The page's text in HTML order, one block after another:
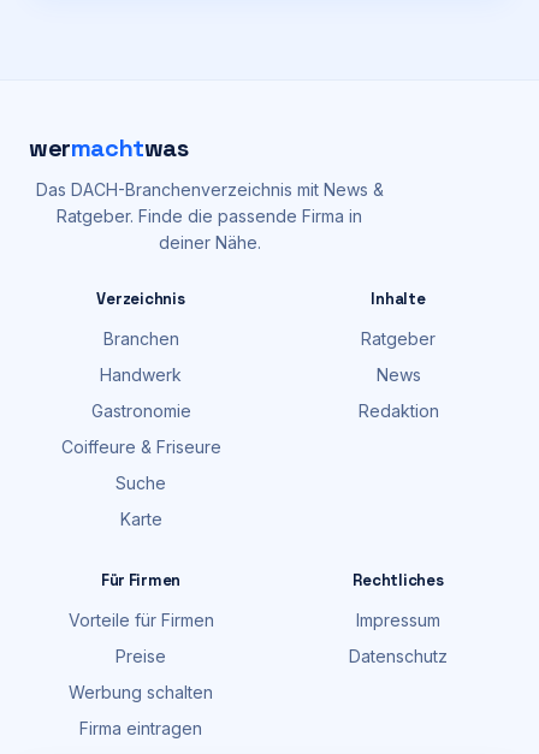
wermachtwas
Das DACH-Branchenverzeichnis mit News &
Ratgeber. Finde die passende Firma in
deiner Nähe.
Verzeichnis
Branchen
Handwerk
Gastronomie
Coiffeure & Friseure
Suche
Karte
Inhalte
Ratgeber
News
Redaktion
Für Firmen
Vorteile für Firmen
Preise
Werbung schalten
Firma eintragen
Rechtliches
Impressum
Datenschutz